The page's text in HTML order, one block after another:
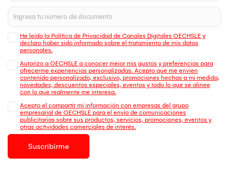
He leído la Política de Privacidad de Canales Digitales OECHSLE y
declaro haber sido informado sobre el tratamiento de mis datos
personales.
Autorizo a OECHSLE a conocer mejor mis gustos y preferencias para
ofrecerme experiencias personalizadas. Acepto que me envien
contenido personalizado, exclusivo, promociones hechas a mi medida,
novedades, descuentos especiales, eventos y todo lo que se alinee
con lo que realmente me interesa.
Acepto el compartir mi información con empresas del grupo
empresarial de OECHSLE para el envío de comunicaciones
publicitarias sobre sus productos, servicios, promociones, eventos y
otras actividades comerciales de interés.
Suscribirme